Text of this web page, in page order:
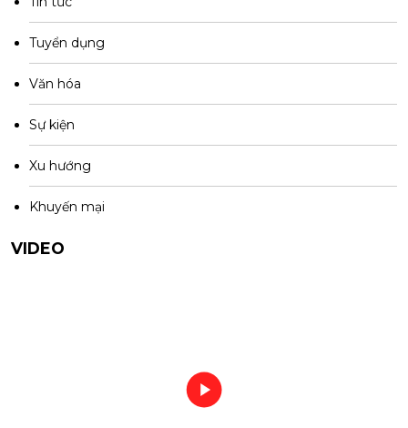
Tuyển dụng
Văn hóa
Sự kiện
Xu hướng
Khuyến mại
VIDEO